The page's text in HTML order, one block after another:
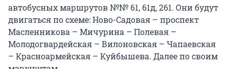
автобусных маршрутов №№ 61, 61д, 261. Они будут
двигаться по схеме: Ново-Садовая – проспект
Масленникова – Мичурина – Полевая –
Молодогвардейская – Вилоновская – Чапаевская
– Красноармейская – Куйбышева. Далее по своим